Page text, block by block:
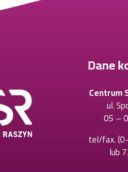
Dane
Centrum
ul.
05 –
tel/fax.
lub